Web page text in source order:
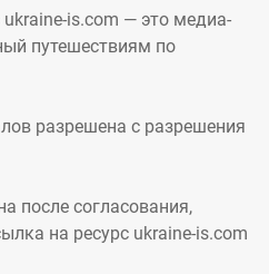
is.com — это медиа-
путешествиям по
разрешена с разрешения
после согласования,
на ресурс ukraine-is.com